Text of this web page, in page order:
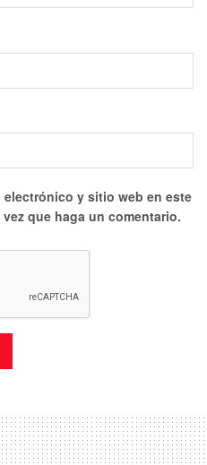
electrónico y sitio web en este
que haga un comentario.